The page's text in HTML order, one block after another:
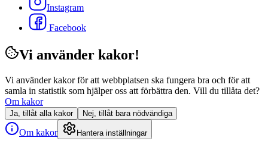
Instagram
Facebook
Vi använder kakor!
Vi använder kakor för att webbplatsen ska fungera bra och för att
samla in statistik som hjälper oss att förbättra den. Vill du tillåta det?
Om kakor
Ja, tillåt alla kakor Nej, tillåt bara nödvändiga
Om kakor Hantera inställningar